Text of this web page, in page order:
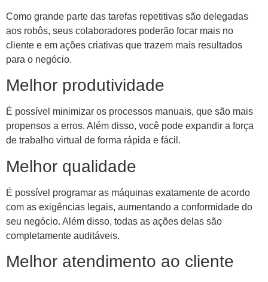
Como grande parte das tarefas repetitivas são delegadas
aos robôs, seus colaboradores poderão focar mais no
cliente e em ações criativas que trazem mais resultados
para o negócio.
Melhor produtividade
É possível minimizar os processos manuais, que são mais
propensos a erros. Além disso, você pode expandir a força
de trabalho virtual de forma rápida e fácil.
Melhor qualidade
É possível programar as máquinas exatamente de acordo
com as exigências legais, aumentando a conformidade do
seu negócio. Além disso, todas as ações delas são
completamente auditáveis.
Melhor atendimento ao cliente